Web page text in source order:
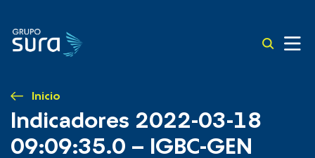
Inicio
Indicadores 2022-03-18
09:09:35.0 – IGBC-GEN